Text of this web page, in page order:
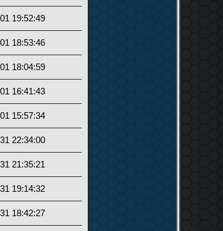
19:52:49
18:53:46
18:04:59
16:41:43
15:57:34
22:34:00
21:35:21
19:14:32
18:42:27